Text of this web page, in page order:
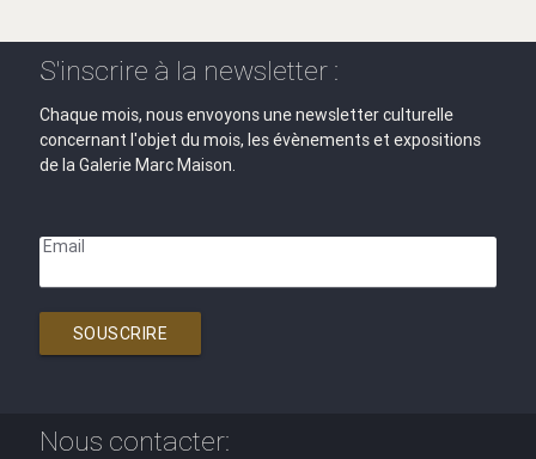
S'inscrire à la newsletter :
Chaque mois, nous envoyons une newsletter culturelle
concernant l'objet du mois, les évènements et expositions
de la Galerie Marc Maison.
Email
SOUSCRIRE
Nous contacter: